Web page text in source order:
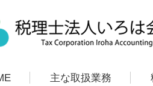
主な取扱業務